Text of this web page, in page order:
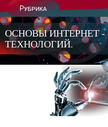
Рубрика
ОСНОВЫ ИНТЕРНЕТ -
ТЕХНОЛОГИЙ.